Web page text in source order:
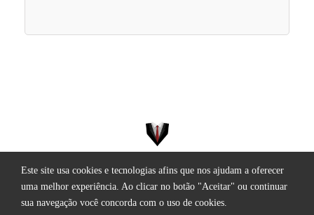
Este site usa cookies e tecnologias afins que nos ajudam a oferecer
uma melhor experiência. Ao clicar no botão "Aceitar" ou continuar
sua navegação você concorda com o uso de cookies.
Todos os direitos reservados.